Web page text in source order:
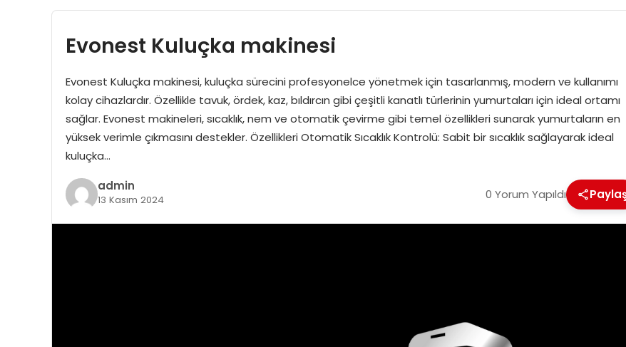
Evonest Kuluçka makinesi
Evonest Kuluçka makinesi, kuluçka sürecini profesyonelce yönetmek için tasarlanmış, modern ve kullanımı
kolay cihazlardır. Özellikle tavuk, ördek, kaz, bıldırcın gibi çeşitli kanatlı türlerinin yumurtaları için ideal ortamı
sağlar. Evonest makineleri, sıcaklık, nem ve otomatik çevirme gibi temel özellikleri sunarak yumurtaların en
yüksek verimle çıkmasını destekler. Özellikleri Otomatik Sıcaklık Kontrolü: Sabit bir sıcaklık sağlayarak ideal
kuluçka…
admin
13 Kasım 2024 0 Yorum Yapıldı